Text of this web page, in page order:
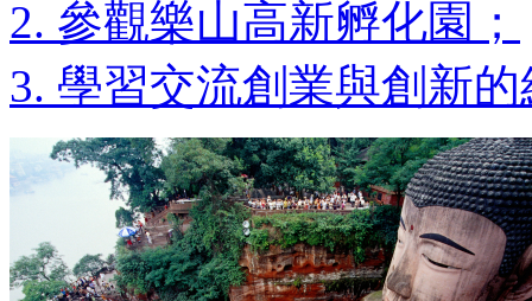
2. 參觀樂山高新孵化園；
3. 學習交流創業與創新